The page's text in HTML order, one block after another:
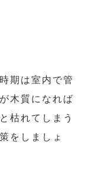
期は室内で管
木質になれば
枯れてしまう
をしましょ